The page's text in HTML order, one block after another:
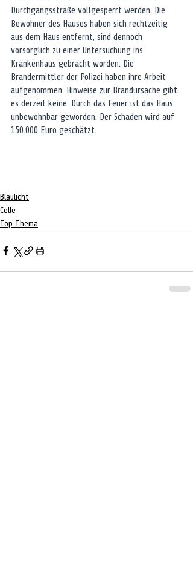
Durchgangsstraße vollgesperrt werden. Die
Bewohner des Hauses haben sich rechtzeitig
aus dem Haus entfernt, sind dennoch
vorsorglich zu einer Untersuchung ins
Krankenhaus gebracht worden. Die
Brandermittler der Polizei haben ihre Arbeit
aufgenommen. Hinweise zur Brandursache gibt
es derzeit keine. Durch das Feuer ist das Haus
unbewohnbar geworden. Der Schaden wird auf
150.000 Euro geschätzt.
Blaulicht
Celle
Top Thema